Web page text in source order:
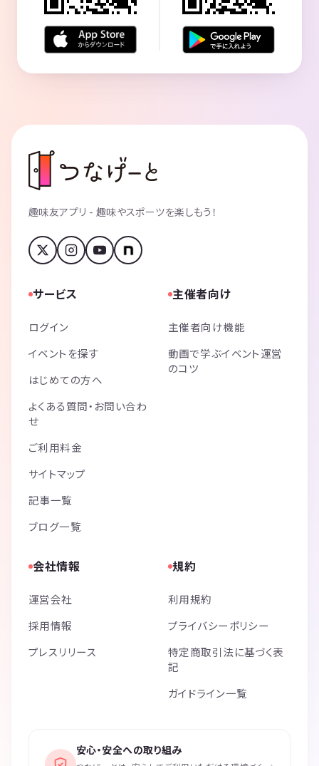
趣味友アプリ - 趣味やスポーツを楽しもう！
サービス
ログイン
イベントを探す
はじめての方へ
よくある質問・お問い合わ
せ
ご利用料金
サイトマップ
記事一覧
ブログ一覧
主催者向け
主催者向け機能
動画で学ぶイベント運営
のコツ
会社情報
運営会社
採用情報
プレスリリース
規約
利用規約
プライバシーポリシー
特定商取引法に基づく表
記
ガイドライン一覧
安心・安全への取り組み